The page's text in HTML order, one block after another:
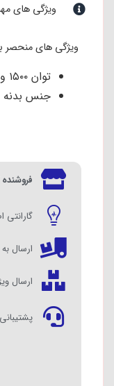
ویژگی های
ویژگی های منحصر
توان ۱۵۰۰ واتی
جنس بدنه
فروشنده
گارانتی
ارسال
ارسال